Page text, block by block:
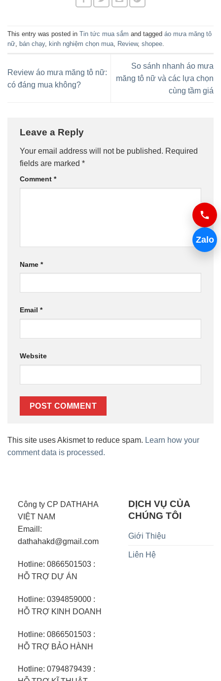
This entry was posted in Tin tức mua sắm and tagged áo mưa măng tô
nữ, bán chạy, kinh nghiệm chọn mua, Review, shopee.
Review áo mưa măng tô nữ:
có đáng mua không?
So sánh nhanh áo mưa
măng tô nữ và các lựa chọn
cùng tầm giá
Leave a Reply
Your email address will not be published. Required
fields are marked *
Comment *
Name *
Email *
Website
This site uses Akismet to reduce spam. Learn how your
comment data is processed.
Công ty CP DATHAHA
VIỆT NAM
Emaill:
dathahakd@gmail.com
Hotline: 0866501503 :
HỖ TRỢ DỰ ÁN
Hotline: 0394859000 :
HỖ TRỢ KINH DOANH
Hotline: 0866501503 :
HỖ TRỢ BẢO HÀNH
Hotline: 0794879439 :
DỊCH VỤ CỦA
CHÚNG TÔI
Giới Thiệu
Liên Hệ
Zalo